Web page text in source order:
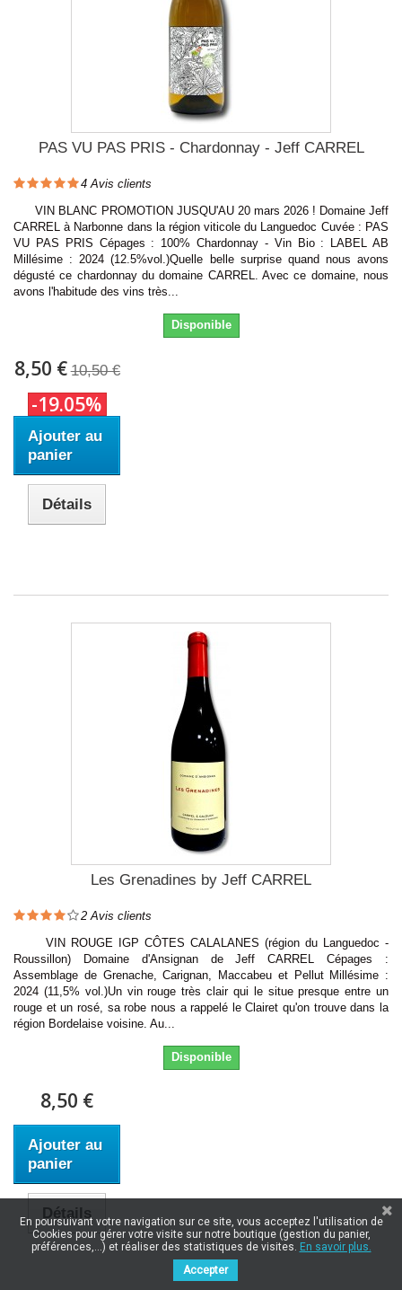
PAS VU PAS PRIS - Chardonnay - Jeff CARREL
4 Avis clients
VIN BLANC PROMOTION JUSQU'AU 20 mars 2026 ! Domaine Jeff
CARREL à Narbonne dans la région viticole du Languedoc Cuvée : PAS
VU PAS PRIS Cépages : 100% Chardonnay - Vin Bio : LABEL AB
Millésime : 2024 (12.5%vol.)Quelle belle surprise quand nous avons
dégusté ce chardonnay du domaine CARREL. Avec ce domaine, nous
avons l'habitude des vins très...
Disponible
8,50 € 10,50 €
-19.05%
Ajouter au
panier
Détails
Les Grenadines by Jeff CARREL
2 Avis clients
VIN ROUGE IGP CÔTES CALALANES (région du Languedoc -
Roussillon) Domaine d'Ansignan de Jeff CARREL Cépages :
Assemblage de Grenache, Carignan, Maccabeu et Pellut Millésime :
2024 (11,5% vol.)Un vin rouge très clair qui le situe presque entre un
rouge et un rosé, sa robe nous a rappelé le Clairet qu'on trouve dans la
région Bordelaise voisine. Au...
Disponible
8,50 €
Ajouter au
panier
Détails
En poursuivant votre navigation sur ce site, vous acceptez l'utilisation de
Cookies pour gérer votre visite sur notre boutique (gestion du panier,
préférences,...) et réaliser des statistiques de visites. En savoir plus.
Accepter